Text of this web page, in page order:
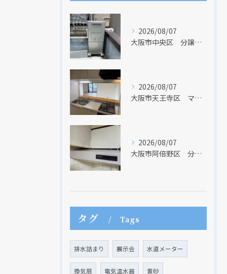
2026/08/07
大阪市中央区 分譲マンションの給湯器取替リフォーム工事 UV除菌機能搭載給湯器
2026/08/07
大阪市天王寺区 マンションのキッチン取替及び内装リフォーム工事 クリナップ
2026/08/07
大阪市阿倍野区 分譲マンションのレンジフード取替リフォーム工事 タカラスタンダード
タグ Tags
排水詰まり 展示会 水道メーター
換気扇 電気温水器 黄砂